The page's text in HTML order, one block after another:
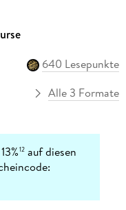
640 Lesepunkte
Alle 3 Formate
12 auf diesen